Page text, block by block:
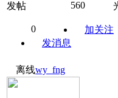
发帖 560
0
加关注
发消息
离线wy_fng